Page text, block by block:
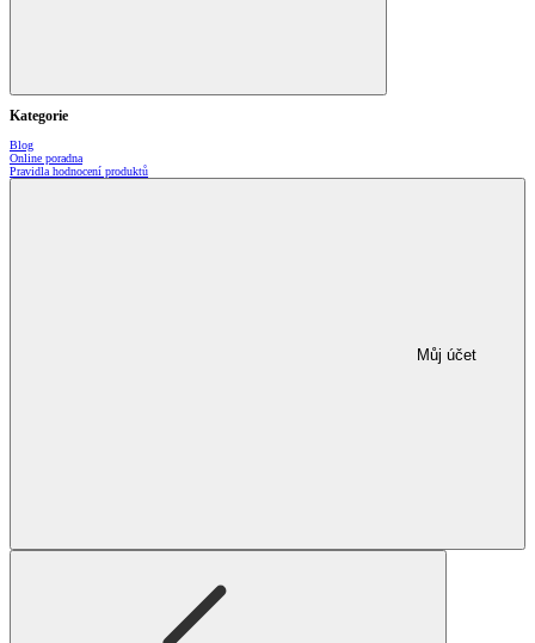
Kategorie
Blog
Online poradna
Pravidla hodnocení produktů
Můj účet